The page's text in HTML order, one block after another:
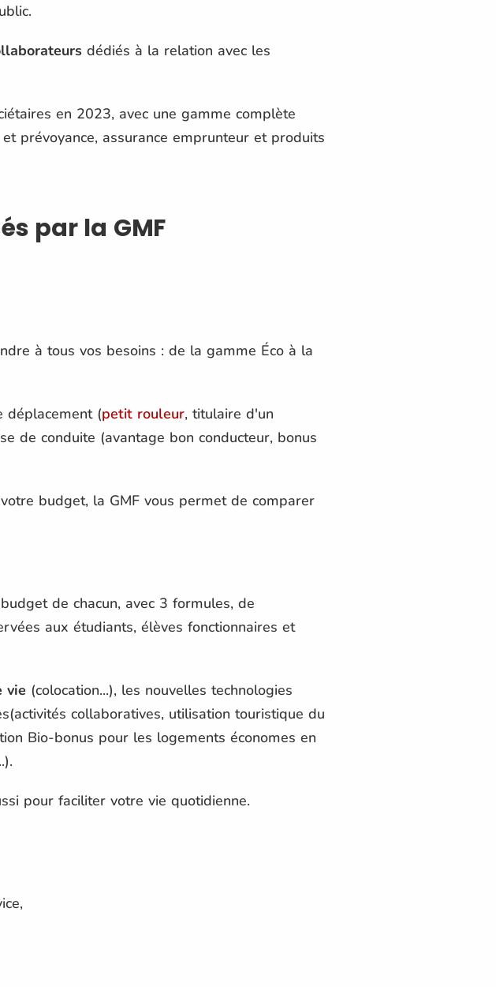
dédiés à la relation avec les
en 2023, avec une gamme complète
prévoyance, assurance emprunteur et produits
par la GMF
à tous vos besoins : de la gamme Éco à la
déplacement (petit rouleur, titulaire d'un
de conduite (avantage bon conducteur, bonus
budget, la GMF vous permet de comparer
de chacun, avec 3 formules, de
aux étudiants, élèves fonctionnaires et
vie (colocation...), les nouvelles technologies
collaboratives, utilisation touristique du
Bio-bonus pour les logements économes en
pour faciliter votre vie quotidienne.